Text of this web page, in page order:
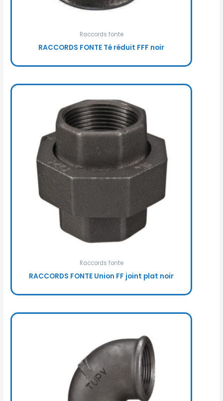
Raccords fonte
RACCORDS FONTE Té réduit FFF noir
Raccords fonte
RACCORDS FONTE Union FF joint plat noir